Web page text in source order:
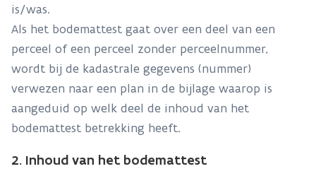
is/was.
Als het bodemattest gaat over een deel van een
perceel of een perceel zonder perceelnummer,
wordt bij de kadastrale gegevens (nummer)
verwezen naar een plan in de bijlage waarop is
aangeduid op welk deel de inhoud van het
bodemattest betrekking heeft.
2. Inhoud van het bodemattest